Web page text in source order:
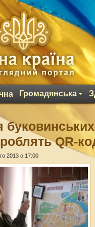
Громадянська
QR-
2013 о 17:00